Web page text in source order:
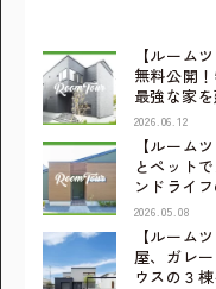
【ルーム
無料公開
最強な家
2026.06.12
【ルーム
とペット
ンドライ
2026.05.08
【ルーム
屋、ガレ
ウスの３